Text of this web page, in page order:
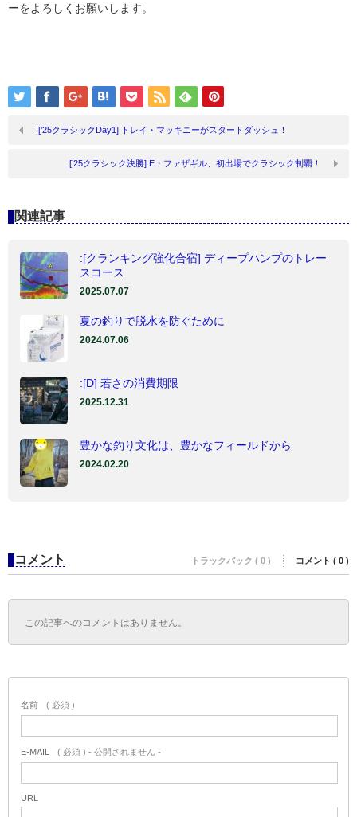
ーをよろしくお願いします。
:[’25クラシックDay1] トレイ・マッキニーがスタートダッシュ！
:[’25クラシック決勝] E・ファザギル、初出場でクラシック制覇！
関連記事
:[クランキング強化合宿] ディープハンプのトレー
スコース
2025.07.07
夏の釣りで脱水を防ぐために
2024.07.06
:[D] 若さの消費期限
2025.12.31
豊かな釣り文化は、豊かなフィールドから
2024.02.20
コメント トラックバック ( 0 ) コメント ( 0 )
この記事へのコメントはありません。
名前 ( 必須 )
E-MAIL ( 必須 ) - 公開されません -
URL